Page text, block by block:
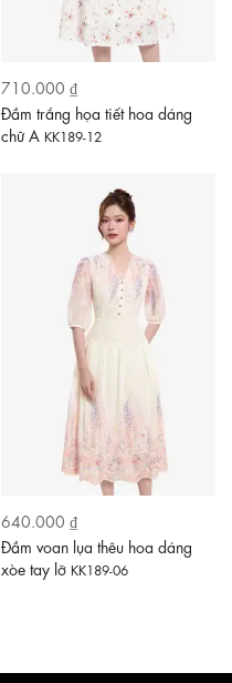
710.000 ₫
Đầm trắng họa tiết hoa dáng
chữ A KK189-12
640.000 ₫
Đầm voan lụa thêu hoa dáng
xòe tay lỡ KK189-06